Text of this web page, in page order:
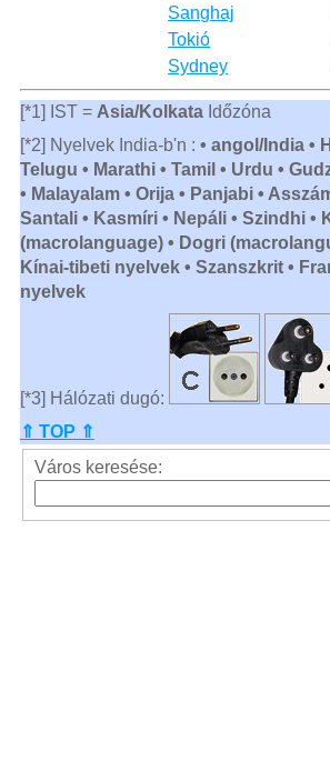
Sanghaj
Tokió
Sydney
[*1] IST = Asia/KolkataIdőzóna
[*2] Nyelvek India-b'n : • angol/India •
Telugu • Marathi • Tamil • Urdu •
• Malayalam • Orija • Panjabi •
Santali • Kasmíri • Nepáli • Szindhi •
(macrolanguage) • Dogri
Kínai-tibeti nyelvek • Szanszkrit •
nyelvek
[*3] Hálózati dugó:
⇑ TOP ⇑
Város keresése: